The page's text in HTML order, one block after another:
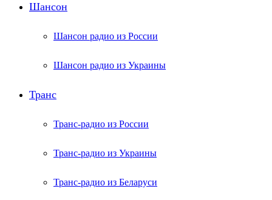
Шансон
Шансон радио из России
Шансон радио из Украины
Транс
Транс-радио из России
Транс-радио из Украины
Транс-радио из Беларуси